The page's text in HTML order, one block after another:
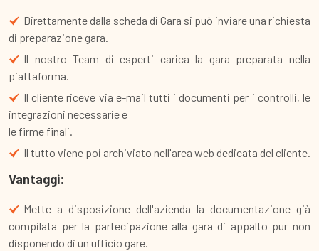
Direttamente dalla scheda di Gara si può inviare una richiesta
di preparazione gara.
Il nostro Team di esperti carica la gara preparata nella
piattaforma.
Il cliente riceve via e-mail tutti i documenti per i controlli, le
integrazioni necessarie e
le firme finali.
Il tutto viene poi archiviato nell'area web dedicata del cliente.
Vantaggi:
Mette a disposizione dell'azienda la documentazione già
compilata per la partecipazione alla gara di appalto pur non
disponendo di un ufficio gare.